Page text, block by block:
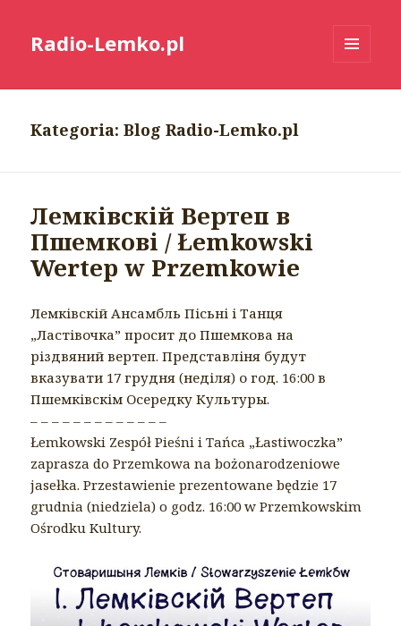
Radio-Lemko.pl
Kategoria:Blog Radio-Lemko.pl
Лемківскій Вертеп в
Пшемкові / Łemkowski
Wertep w Przemkowie
Лемківскій Ансамбль Пісьні і Танця
„Ластівочка” просит до Пшемкова на
різдвяний вертеп. Представліня будут
вказувати 17 грудня (неділя) о год. 16:00 в
Пшемківскім Осередку Культуры.
– – – – – – – – – – – – –
Łemkowski Zespół Pieśni i Tańca „Łastiwoczka”
zaprasza do Przemkowa na bożonarodzeniowe
jasełka. Przestawienie prezentowane będzie 17
grudnia (niedziela) o godz. 16:00 w Przemkowskim
Ośrodku Kultury.